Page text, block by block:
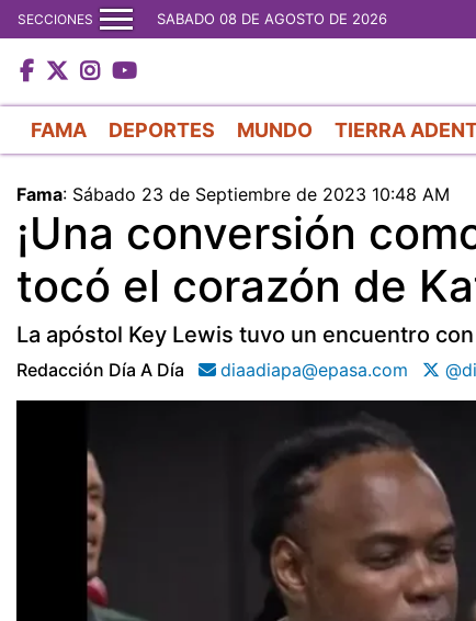
SECCIONES SABADO 08 DE AGOSTO DE 2026
FAMA DEPORTES MUNDO TIERRA
Fama: Sábado 23 de Septiembre de 2023 10:48 AM
¡Una conversión
tocó el corazón de
La apóstol Key Lewis tuvo un encuentro
Redacción Día A Día diaadiapa@epasa.com